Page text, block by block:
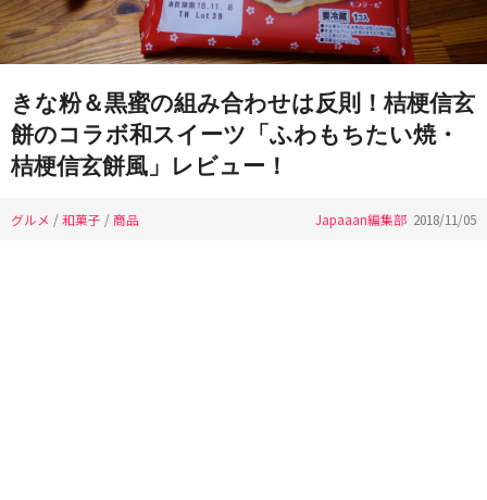
きな粉＆黒蜜の組み合わせは反則！桔梗信玄
餅のコラボ和スイーツ「ふわもちたい焼・
桔梗信玄餅風」レビュー！
グルメ /和菓子 /商品 Japaaan編集部 2018/11/05